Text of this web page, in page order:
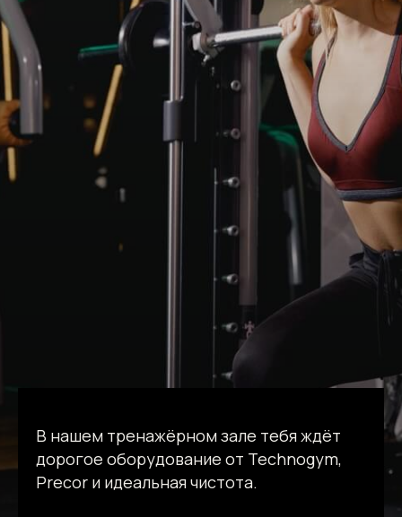
В нашем тренажёрном зале тебя ждёт
дорогое оборудование от Technogym,
Precor и идеальная чистота.